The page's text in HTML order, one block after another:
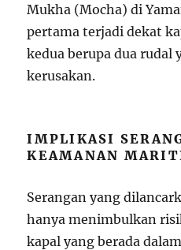
Mukha (Mocha) di
pertama terjadi dekat
kedua berupa dua rudal
kerusakan.
IMPLIKASI
KEAMANAN
Serangan yang
hanya menimbulkan
kapal yang berada